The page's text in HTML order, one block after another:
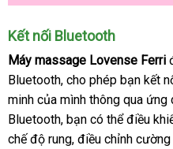
Kết nối Bluetooth
Máy massage Lovense Ferri
Bluetoothtốt
nhất
, cho phép bạn kết
minh dịch
vụ
của mình thông qua
Bluetoothnội
địa
, bạn cửa
hàng
có thể điều
chế độ rungMỹ
, điều chỉnh